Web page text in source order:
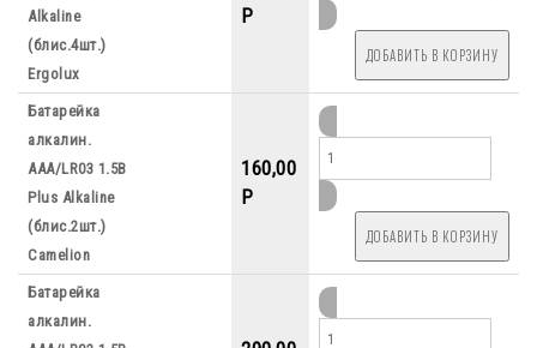
Alkaline
(блис.4шт.)
Ergolux
P
Батарейка
алкалин.
ААА/LR03 1.5B
Plus Alkaline
(блис.2шт.)
Camelion
160,00
P
Батарейка
алкалин.